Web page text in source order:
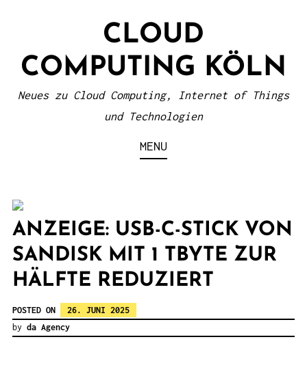
CLOUD
COMPUTING KÖLN
Neues zu Cloud Computing, Internet of Things
und Technologien
MENU
ANZEIGE: USB-C-STICK VON
SANDISK MIT 1 TBYTE ZUR
HÄLFTE REDUZIERT
POSTED ON
26. JUNI 2025
by da Agency